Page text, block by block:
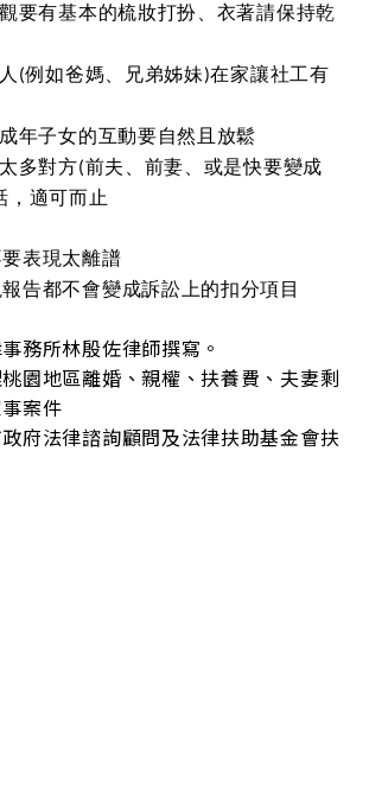
要有基本的梳妝打扮、衣著請保持乾
(例如爸媽、兄弟姊妹)在家讓社工有
年子女的互動要自然且放鬆
多對方(前夫、前妻、或是快要變成
，適可而止
表現太離譜
告都不會變成訴訟上的扣分項目
務所林殷佐律師撰寫。
園地區離婚、親權、扶養費、夫妻剩
案件
府法律諮詢顧問及法律扶助基金會扶